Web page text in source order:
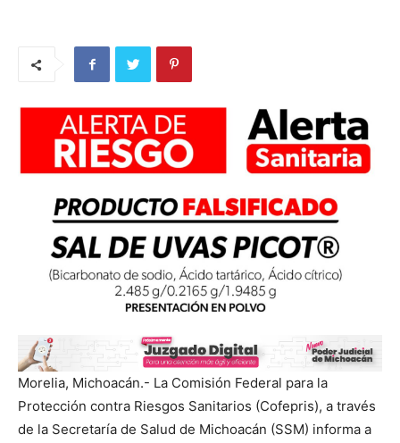
Morelia, Michoacán.- La Comisión Federal para la
Protección contra Riesgos Sanitarios (Cofepris), a través
de la Secretaría de Salud de Michoacán (SSM) informa a